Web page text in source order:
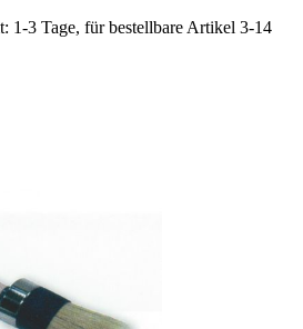
1-3 Tage, für bestellbare Artikel 3-14